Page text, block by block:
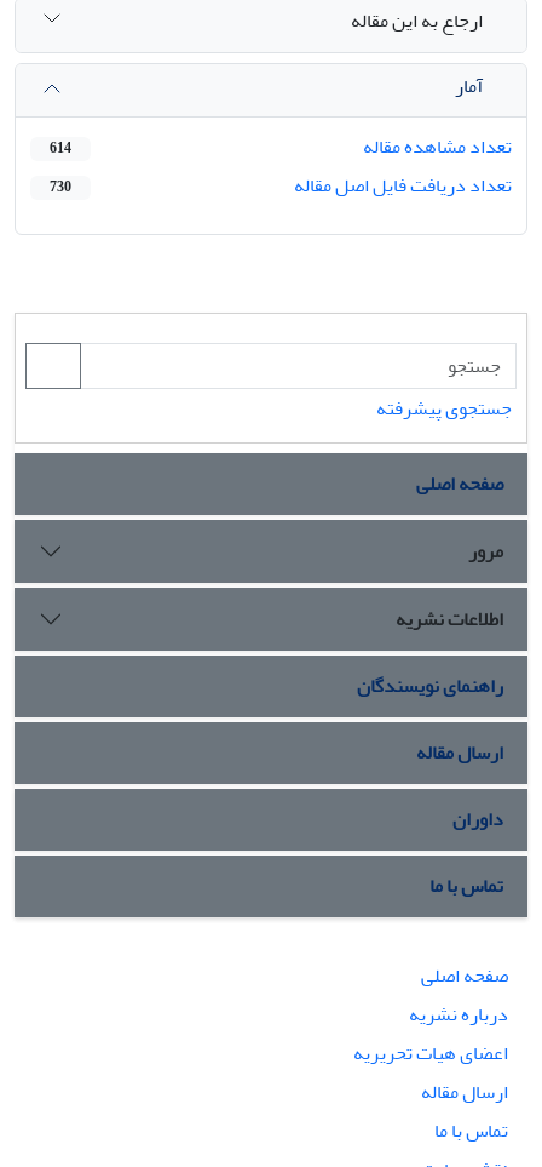
ارجاع به این مقاله
آمار
تعداد مشاهده مقاله
614
تعداد دریافت فایل اصل مقاله 730
جستجوی پیشرفته
صفحه اصلی
مرور
اطلاعات نشریه
راهنمای نویسندگان
ارسال مقاله
داوران
تماس با ما
صفحه اصلی
درباره نشریه
اعضای هیات تحریریه
ارسال مقاله
تماس با ما